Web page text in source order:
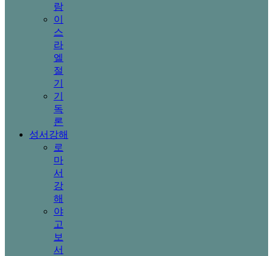
람
이
스
라
엘
절
기
기
독
론
성서강해
로
마
서
강
해
야
고
보
서